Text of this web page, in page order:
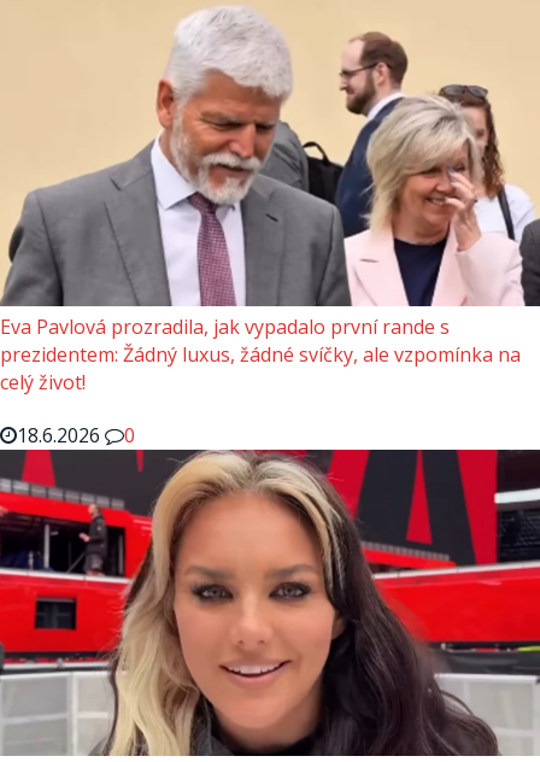
Eva Pavlová prozradila, jak vypadalo první rande s
prezidentem: Žádný luxus, žádné svíčky, ale vzpomínka na
celý život!
18.6.2026
0